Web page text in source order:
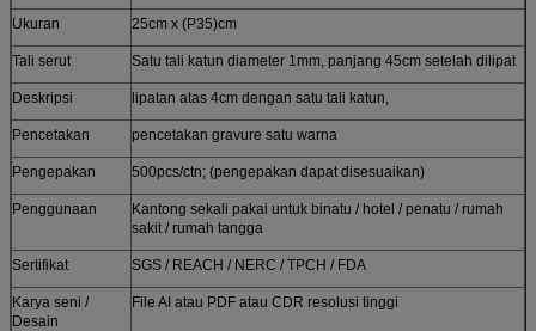
Ukuran 25cm x (P35)cm
Tali serut Satu tali katun diameter 1mm, panjang 45cm setelah dilipat
Deskripsi lipatan atas 4cm dengan satu tali katun,
Pencetakan pencetakan gravure satu warna
Pengepakan 500pcs/ctn; (pengepakan dapat disesuaikan)
Penggunaan
Kantong sekali pakai untuk binatu / hotel / penatu / rumah
sakit / rumah tangga
Sertifikat SGS / REACH / NERC / TPCH / FDA
Karya seni /
Desain
File AI atau PDF atau CDR resolusi tinggi